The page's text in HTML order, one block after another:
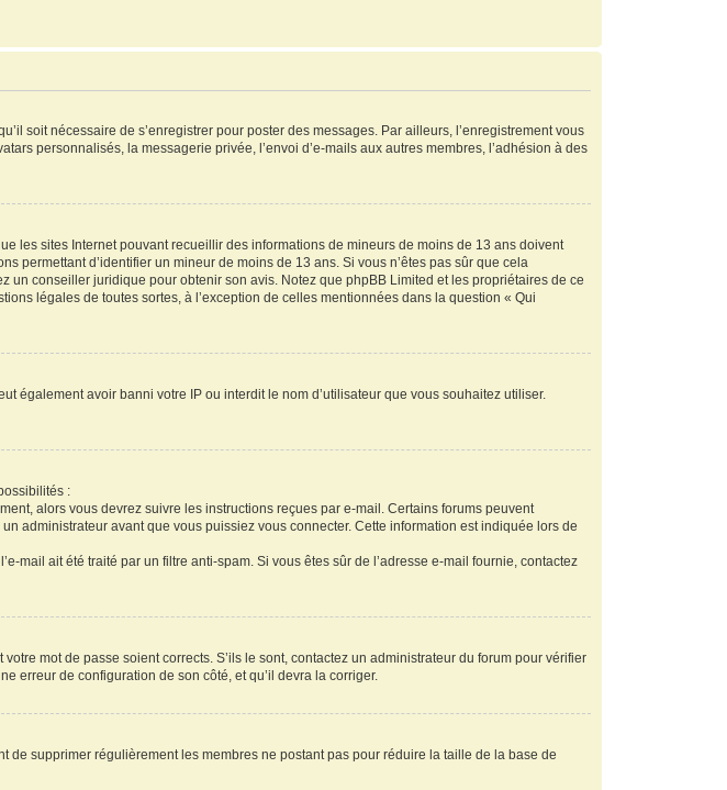
soit nécessaire de s’enregistrer pour poster des messages. Par ailleurs, l’enregistrement vous
personnalisés, la messagerie privée, l’envoi d’e-mails aux autres membres, l’adhésion à des
les sites Internet pouvant recueillir des informations de mineurs de moins de 13 ans doivent
permettant d’identifier un mineur de moins de 13 ans. Si vous n’êtes pas sûr que cela
un conseiller juridique pour obtenir son avis. Notez que phpBB Limited et les propriétaires de ce
légales de toutes sortes, à l’exception de celles mentionnées dans la question « Qui
également avoir banni votre IP ou interdit le nom d’utilisateur que vous souhaitez utiliser.
:
alors vous devrez suivre les instructions reçues par e-mail. Certains forums peuvent
administrateur avant que vous puissiez vous connecter. Cette information est indiquée lors de
mail ait été traité par un filtre anti-spam. Si vous êtes sûr de l’adresse e-mail fournie, contactez
mot de passe soient corrects. S’ils le sont, contactez un administrateur du forum pour vérifier
erreur de configuration de son côté, et qu’il devra la corriger.
de supprimer régulièrement les membres ne postant pas pour réduire la taille de la base de